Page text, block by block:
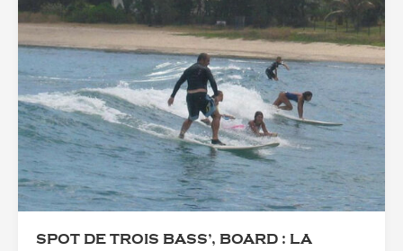
SPOT DE TROIS BASS’, BOARD : LA